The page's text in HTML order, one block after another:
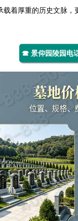
着厚重的历史文脉
☎ 景仰园陵园电